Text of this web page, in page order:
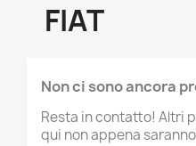
FIAT
Non ci sono ancora
Resta in contatto! Altri
qui non appena